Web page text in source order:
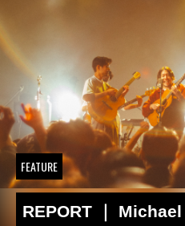
FEATURE
REPORT ｜